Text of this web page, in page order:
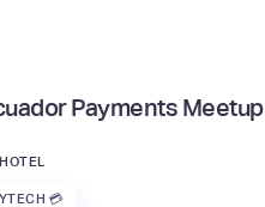
Payments Meetup
💳